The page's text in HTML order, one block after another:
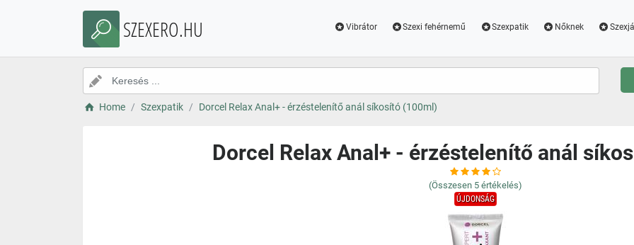
SZEXERO.HU Vibrátor Szexi fehérnemű Szexpatik Nőknek
Home Szexpatik Dorcel Relax Anal+ - érzéstelenítő anál síkosító (100ml)
Dorcel Relax Anal+ - érzéstelenítő anál
(Összesen 5 értékelés)
ÚJDONSÁG